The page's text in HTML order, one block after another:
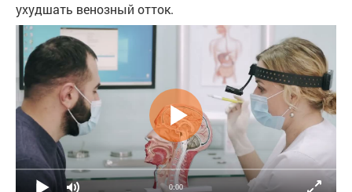
ухудшать венозный отток.
0:00